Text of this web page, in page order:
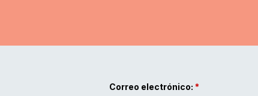
Correo electrónico: